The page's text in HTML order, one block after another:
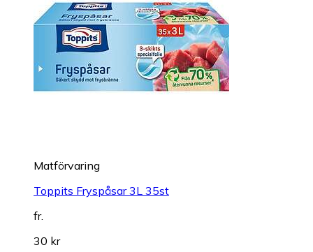
Matförvaring
Toppits Fryspåsar 3L 35st
fr.
30 kr